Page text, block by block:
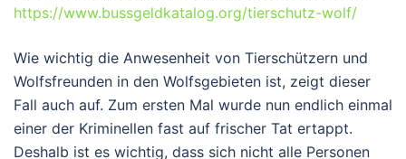
https://www.bussgeldkatalog.org/tierschutz-wolf/
Wie wichtig die Anwesenheit von Tierschützern und
Wolfsfreunden in den Wolfsgebieten ist, zeigt dieser
Fall auch auf. Zum ersten Mal wurde nun endlich einmal
einer der Kriminellen fast auf frischer Tat ertappt.
Deshalb ist es wichtig, dass sich nicht alle Personen